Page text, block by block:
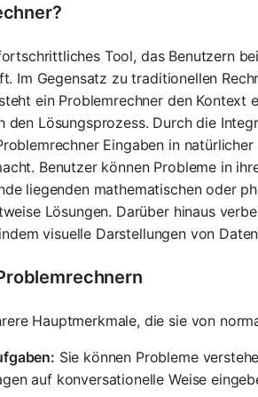
Tool, das Benutzern
Im Gegensatz zu traditionellen
ein Problemrechner den Kontext
Lösungsprozess. Durch die
Eingaben in
Benutzer können Probleme in
liegenden mathematischen oder
Lösungen. Darüber hinaus
visuelle Darstellungen von
Hauptmerkmale, die sie von
Sie können Probleme
auf konversationelle Weise